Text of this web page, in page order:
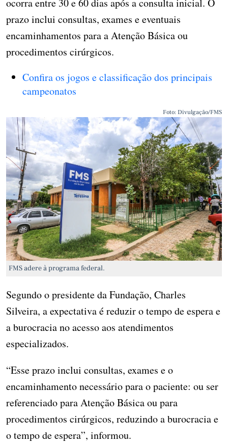
ocorra entre 30 e 60 dias após a consulta inicial. O
prazo inclui consultas, exames e eventuais
encaminhamentos para a Atenção Básica ou
procedimentos cirúrgicos.
Confira os jogos e classificação dos principais
campeonatos
Foto: Divulgação/FMS
FMS adere à programa federal.
Segundo o presidente da Fundação, Charles
Silveira, a expectativa é reduzir o tempo de espera e
a burocracia no acesso aos atendimentos
especializados.
“Esse prazo inclui consultas, exames e o
encaminhamento necessário para o paciente: ou ser
referenciado para Atenção Básica ou para
procedimentos cirúrgicos, reduzindo a burocracia e
o tempo de espera”, informou.